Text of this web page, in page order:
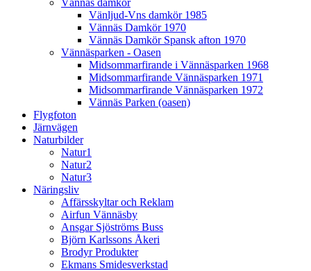
Vännäs damkör
Vänljud-Vns damkör 1985
Vännäs Damkör 1970
Vännäs Damkör Spansk afton 1970
Vännäsparken - Oasen
Midsommarfirande i Vännäsparken 1968
Midsommarfirande Vännäsparken 1971
Midsommarfirande Vännäsparken 1972
Vännäs Parken (oasen)
Flygfoton
Järnvägen
Naturbilder
Natur1
Natur2
Natur3
Näringsliv
Affärsskyltar och Reklam
Airfun Vännäsby
Ansgar Sjöströms Buss
Björn Karlssons Åkeri
Brodyr Produkter
Ekmans Smidesverkstad